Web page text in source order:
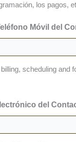
los pagos,
Móvil del
scheduling
del